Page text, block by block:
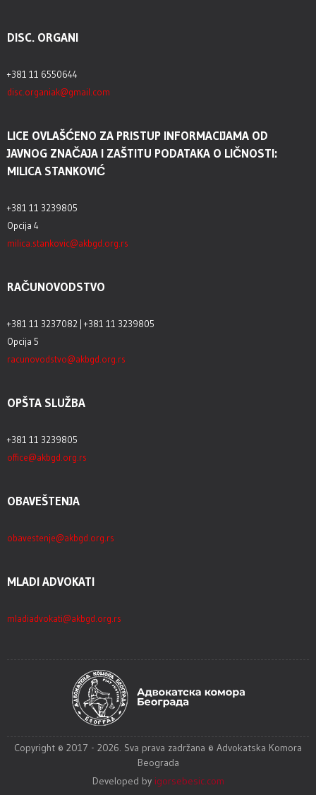
DISC. ORGANI
+381 11 6550644
disc.organiak@gmail.com
LICE OVLAŠĆENO ZA PRISTUP INFORMACIJAMA OD
JAVNOG ZNAČAJA I ZAŠTITU PODATAKA O LIČNOSTI:
MILICA STANKOVIĆ
+381 11 3239805
Opcija 4
milica.stankovic@akbgd.org.rs
RAČUNOVODSTVO
+381 11 3237082 | +381 11 3239805
Opcija 5
racunovodstvo@akbgd.org.rs
OPŠTA SLUŽBA
+381 11 3239805
office@akbgd.org.rs
OBAVEŠTENJA
obavestenje@akbgd.org.rs
MLADI ADVOKATI
mladiadvokati@akbgd.org.rs
Copyright © 2017 - 2026. Sva prava zadržana © Advokatska Komora
Beograda
Developed by igorsebesic.com